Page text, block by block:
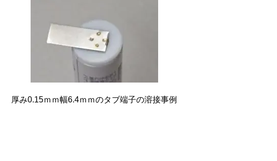
厚み0.15ｍｍ幅6.4ｍｍのタブ端子の溶接事例